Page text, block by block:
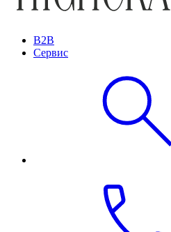
B2B
Сервис